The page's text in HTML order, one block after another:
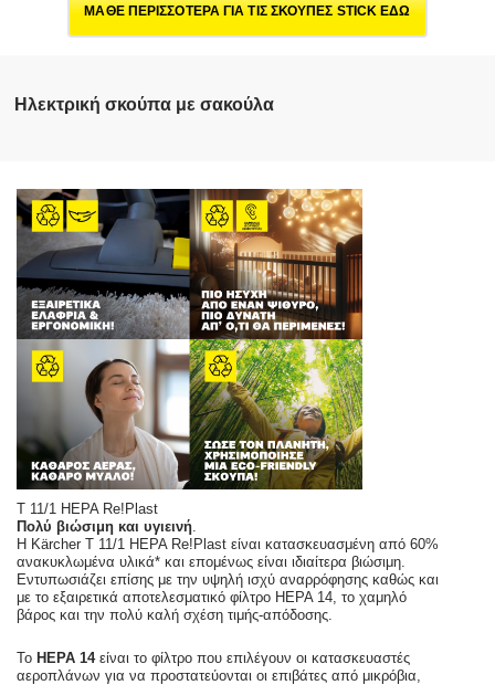
ΜΑΘΕ ΠΕΡΙΣΣΟΤΕΡΑ ΓΙΑ ΤΙΣ ΣΚΟΥΠΕΣ STICK ΕΔΩ
Ηλεκτρική σκούπα με σακούλα
T 11/1 HEPA Re!Plast
Πολύ βιώσιμη και υγιεινή
Η Kärcher T 11/1 HEPA Re!Plast είναι κατασκευασμένη από 60%
ανακυκλωμένα υλικά* και επομένως είναι ιδιαίτερα βιώσιμη.
Εντυπωσιάζει επίσης με την υψηλή ισχύ αναρρόφησης καθώς και
με το εξαιρετικά αποτελεσματικό φίλτρο HEPA 14, το χαμηλό
βάρος και την πολύ καλή σχέση τιμής-απόδοσης.
Το HΕΡΑ 14είναι το φίλτρο που επιλέγουν οι κατασκευαστές
αεροπλάνων για να προστατεύονται οι επιβάτες από μικρόβια,